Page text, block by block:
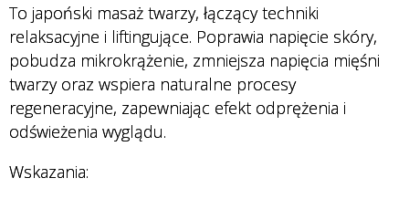
Badania i
Usługi
Personel
To japoński masaż twarzy, łączący techniki
relaksacyjne i liftingujące. Poprawia napięcie skóry,
pobudza mikrokrążenie, zmniejsza napięcia mięśni
twarzy oraz wspiera naturalne procesy
regeneracyjne, zapewniając efekt odprężenia i
odświeżenia wyglądu.
Wskazania: